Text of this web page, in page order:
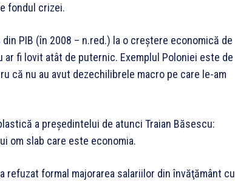
fondul crizei.
PIB (în 2008 – n.red.) la o creştere economică de
ar fi lovit atât de puternic. Exemplul Poloniei este de
că nu au avut dezechilibrele macro pe care le-am
a preşedintelui de atunci Traian Băsescu:
om slab care este economia.
refuzat formal majorarea salariilor din învăţământ cu